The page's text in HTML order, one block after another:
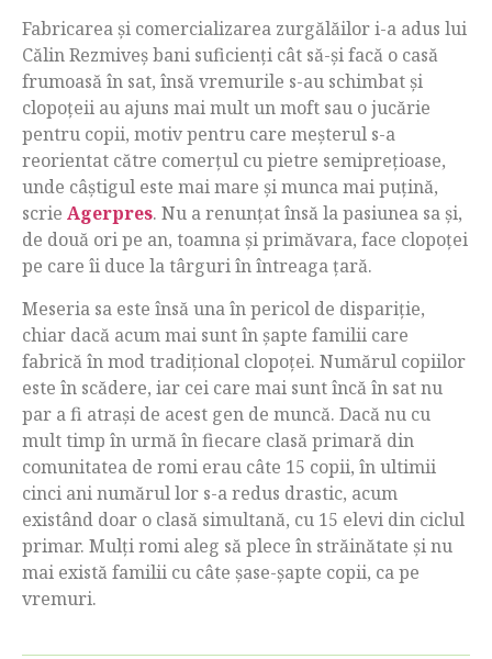
Fabricarea și comercializarea zurgălăilor i-a adus lui
Călin Rezmiveș bani suficienți cât să-și facă o casă
frumoasă în sat, însă vremurile s-au schimbat și
clopoțeii au ajuns mai mult un moft sau o jucărie
pentru copii, motiv pentru care meșterul s-a
reorientat către comerțul cu pietre semiprețioase,
unde câștigul este mai mare și munca mai puțină,
scrie Agerpres. Nu a renunțat însă la pasiunea sa și,
de două ori pe an, toamna și primăvara, face clopoței
pe care îi duce la târguri în întreaga țară.
Meseria sa este însă una în pericol de dispariție,
chiar dacă acum mai sunt în șapte familii care
fabrică în mod tradițional clopoței. Numărul copiilor
este în scădere, iar cei care mai sunt încă în sat nu
par a fi atrași de acest gen de muncă. Dacă nu cu
mult timp în urmă în fiecare clasă primară din
comunitatea de romi erau câte 15 copii, în ultimii
cinci ani numărul lor s-a redus drastic, acum
existând doar o clasă simultană, cu 15 elevi din ciclul
primar. Mulți romi aleg să plece în străinătate și nu
mai există familii cu câte șase-șapte copii, ca pe
vremuri.